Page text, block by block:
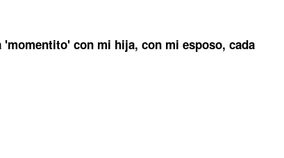
con mi hija, con mi esposo, cada